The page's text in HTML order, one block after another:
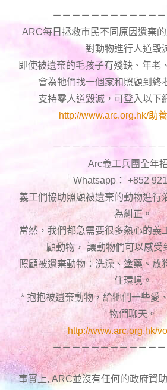
－－－－－－－－－－－
ARC每日拯救市民不同原因遺棄
對動物進行人道毀
即使被遺棄的毛孩子有殘缺、年老
會為牠們找一個家和照顧到終
支持零人道毀滅，可登入以下
http://www.arc.org.hk/助
－－－－－－－－－－－
Arc義工兵團全年
Whatsapp： +852
義工們協助照顧被遺棄的動物進行
為糾正。
當然，我們都急需要很多熱心的義
顧動物， 讓動物們可以感受
照顧被遺棄動物：洗澡、塗藥、放
住環境。
* 抱抱被遺棄動物，給牠們一些愛
物們聊天。
http://www.arc.org.hk/
－－－－－－－－－－－
事實上, ARC並沒有任何的政府資